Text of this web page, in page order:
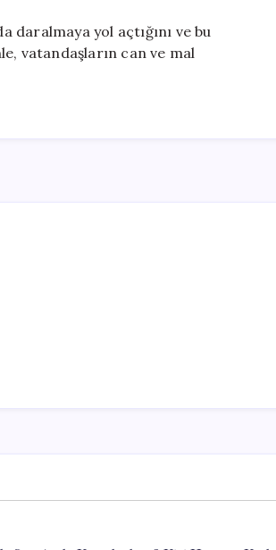
daralmaya yol açtığını ve bu
vatandaşların can ve mal